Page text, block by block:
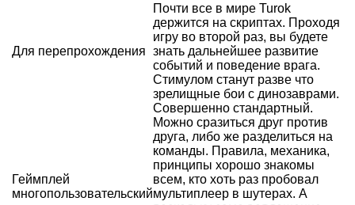
Для перепрохождения
Почти все в мире Turok
держится на скриптах. Проходя
игру во второй раз, вы будете
знать дальнейшее развитие
событий и поведение врага.
Стимулом станут разве что
зрелищные бои с динозаврами.
Геймплей
многопользовательский
Совершенно стандартный.
Можно сразиться друг против
друга, либо же разделиться на
команды. Правила, механика,
принципы хорошо знакомы
всем, кто хоть раз пробовал
мультиплеер в шутерах. А